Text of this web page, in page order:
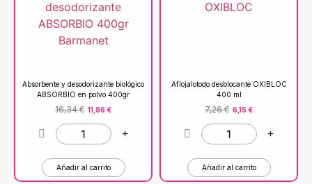
Absorbente y desodorizante biológico
ABSORBIO en polvo 400gr
16,34€ 11,86 €
Añadir al carrito
Aflojalotodo desblocante OXIBLOC
400 ml
7,26€ 6,15 €
Añadir al carrito